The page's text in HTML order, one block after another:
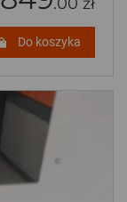
Do koszyka